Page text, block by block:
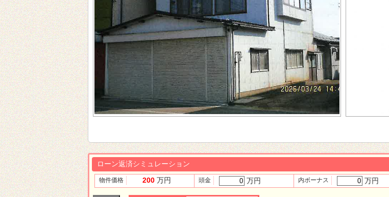
ローン返済シミュレーション
物件価格 200 万円 頭金 万円 内ボーナス 万円